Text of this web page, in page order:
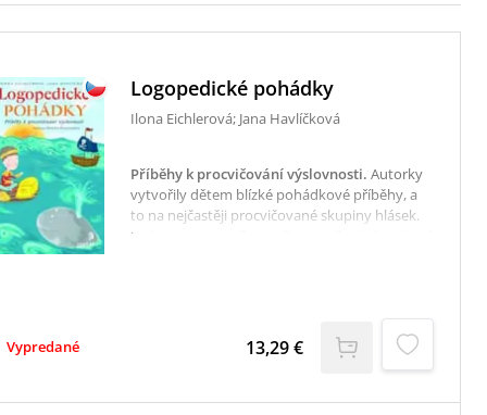
Logopedické pohádky
Ilona Eichlerová; Jana Havlíčková
Příběhy k procvičování výslovnosti. Autorky
vytvořily dětem blízké pohádkové příběhy, a
to na nejčastěji procvičované skupiny hlásek.
Kniha je pomocníkem při procvičování správné
Nejvhodnějším textem pro děti tohoto věku
jsou pohádky. Vyprávěním nad pohádkou,
obrázku děti nenásilně slova procvičí a častým
Vypredané 13,29 €